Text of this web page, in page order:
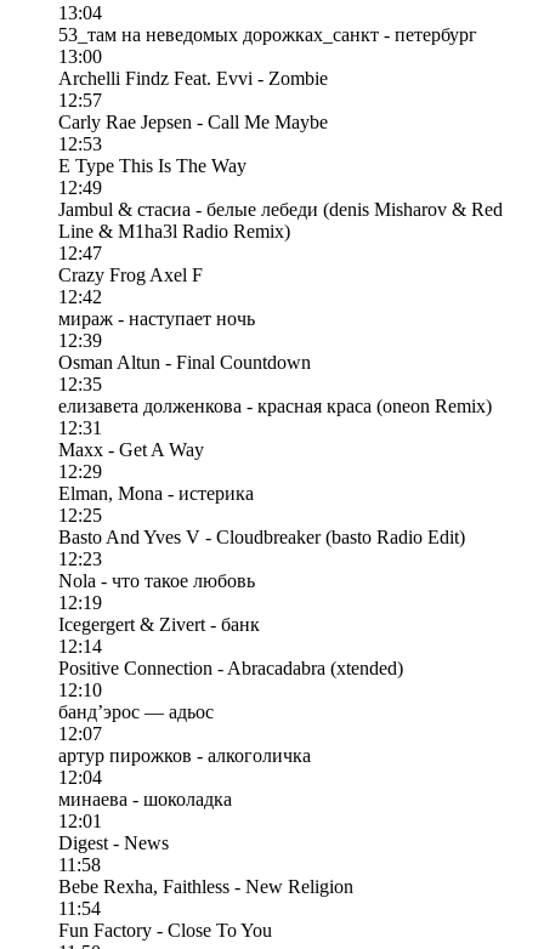
13:04
53_там на неведомых дорожках_санкт - петербург
13:00
Archelli Findz Feat. Evvi - Zombie
12:57
Carly Rae Jepsen - Call Me Maybe
12:53
E Type This Is The Way
12:49
Jambul & стасиа - белые лебеди (denis Misharov & Red
Line & M1ha3l Radio Remix)
12:47
Crazy Frog Axel F
12:42
мираж - наступает ночь
12:39
Osman Altun - Final Countdown
12:35
елизавета долженкова - красная краса (oneon Remix)
12:31
Maxx - Get A Way
12:29
Elman, Mona - истерика
12:25
Basto And Yves V - Cloudbreaker (basto Radio Edit)
12:23
Nola - что такое любовь
12:19
Icegergert & Zivert - банк
12:14
Positive Connection - Abracadabra (xtended)
12:10
банд’эрос — адьос
12:07
артур пирожков - алкоголичка
12:04
минаева - шоколадка
12:01
Digest - News
11:58
Bebe Rexha, Faithless - New Religion
11:54
Fun Factory - Close To You